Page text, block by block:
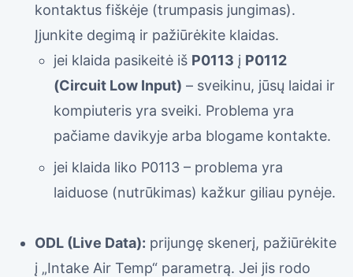
kontaktus fiškėje (trumpasis jungimas).
Įjunkite degimą ir pažiūrėkite klaidas.
jei klaida pasikeitė iš P0113 į P0112
(Circuit Low Input) – sveikinu, jūsų laidai ir
kompiuteris yra sveiki. Problema yra
pačiame davikyje arba blogame kontakte.
jei klaida liko P0113 – problema yra
laiduose (nutrūkimas) kažkur giliau pynėje.
ODL (Live Data): prijungę skenerį, pažiūrėkite
į „Intake Air Temp“ parametrą. Jei jis rodo